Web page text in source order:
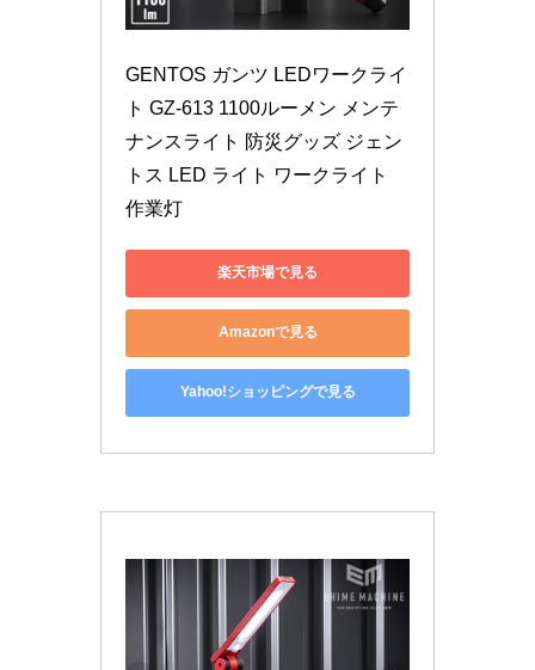
GENTOS ガンツ LEDワークライ
ト GZ-613 1100ルーメン メンテ
ナンスライト 防災グッズ ジェン
トス LED ライト ワークライト
作業灯
楽天市場で見る
Amazonで見る
Yahoo!ショッピングで見る